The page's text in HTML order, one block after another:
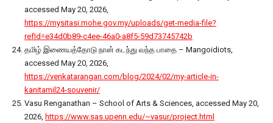
accessed May 20, 2026,
https://mysitasi.mohe.gov.my/uploads/get-media-file?
refId=e34d0b89-c4ee-46a0-a8f5-59d73745742b
தமிழ் இணையத்தோடு நான் கடந்து வந்த பாதை – Mangoidiots,
accessed May 20, 2026,
https://venkatarangan.com/blog/2024/02/my-article-in-
kanitamil24-souvenir/
Vasu Renganathan – School of Arts & Sciences, accessed May 20,
2026, https://www.sas.upenn.edu/~vasur/project.html